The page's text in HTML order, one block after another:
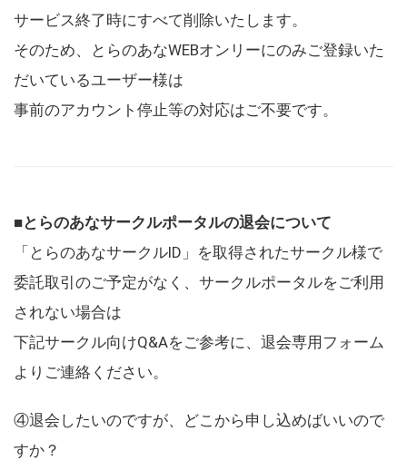
サービス終了時にすべて削除いたします。
そのため、とらのあなWEBオンリーにのみご登録いた
だいているユーザー様は
事前のアカウント停止等の対応はご不要です。
■とらのあなサークルポータルの退会について
「とらのあなサークルID」を取得されたサークル様で
委託取引のご予定がなく、サークルポータルをご利用
されない場合は
下記サークル向けQ&Aをご参考に、退会専用フォーム
よりご連絡ください。
④退会したいのですが、どこから申し込めばいいので
すか？